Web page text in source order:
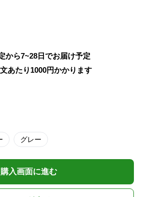
から7~28日でお届け予定
あたり 1000円かかります
グレー
購入画面に進む